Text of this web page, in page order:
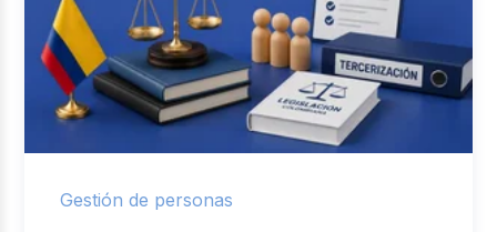
Gestión de personas